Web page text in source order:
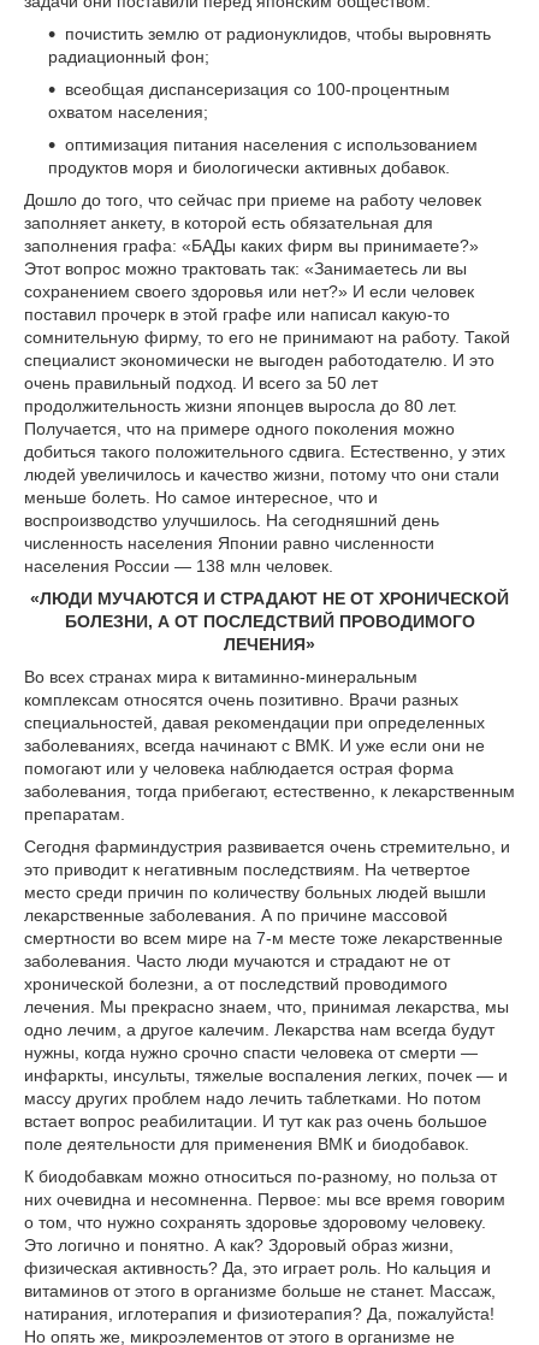
почистить землю от радионуклидов, чтобы выровнять
радиационный фон;
всеобщая диспансеризация со 100-процентным
охватом населения;
оптимизация питания населения с использованием
продуктов моря и биологически активных добавок.
Дошло до того, что сейчас при приеме на работу человек
заполняет анкету, в которой есть обязательная для
заполнения графа: «БАДы каких фирм вы принимаете?»
Этот вопрос можно трактовать так: «Занимаетесь ли вы
сохранением своего здоровья или нет?» И если человек
поставил прочерк в этой графе или написал какую-то
сомнительную фирму, то его не принимают на работу. Такой
специалист экономически не выгоден работодателю. И это
очень правильный подход. И всего за 50 лет
продолжительность жизни японцев выросла до 80 лет.
Получается, что на примере одного поколения можно
добиться такого положительного сдвига. Естественно, у этих
людей увеличилось и качество жизни, потому что они стали
меньше болеть. Но самое интересное, что и
воспроизводство улучшилось. На сегодняшний день
численность населения Японии равно численности
населения России — 138 млн человек.
«ЛЮДИ МУЧАЮТСЯ И СТРАДАЮТ НЕ ОТ ХРОНИЧЕСКОЙ
БОЛЕЗНИ, А ОТ ПОСЛЕДСТВИЙ ПРОВОДИМОГО
ЛЕЧЕНИЯ»
Во всех странах мира к витаминно-минеральным
комплексам относятся очень позитивно. Врачи разных
специальностей, давая рекомендации при определенных
заболеваниях, всегда начинают с ВМК. И уже если они не
помогают или у человека наблюдается острая форма
заболевания, тогда прибегают, естественно, к лекарственным
препаратам.
Сегодня фарминдустрия развивается очень стремительно, и
это приводит к негативным последствиям. На четвертое
место среди причин по количеству больных людей вышли
лекарственные заболевания. А по причине массовой
смертности во всем мире на 7-м месте тоже лекарственные
заболевания. Часто люди мучаются и страдают не от
хронической болезни, а от последствий проводимого
лечения. Мы прекрасно знаем, что, принимая лекарства, мы
одно лечим, а другое калечим. Лекарства нам всегда будут
нужны, когда нужно срочно спасти человека от смерти —
инфаркты, инсульты, тяжелые воспаления легких, почек — и
массу других проблем надо лечить таблетками. Но потом
встает вопрос реабилитации. И тут как раз очень большое
поле деятельности для применения ВМК и биодобавок.
К биодобавкам можно относиться по-разному, но польза от
них очевидна и несомненна. Первое: мы все время говорим
о том, что нужно сохранять здоровье здоровому человеку.
Это логично и понятно. А как? Здоровый образ жизни,
физическая активность? Да, это играет роль. Но кальция и
витаминов от этого в организме больше не станет. Массаж,
натирания, иглотерапия и физиотерапия? Да, пожалуйста!
Но опять же, микроэлементов от этого в организме не